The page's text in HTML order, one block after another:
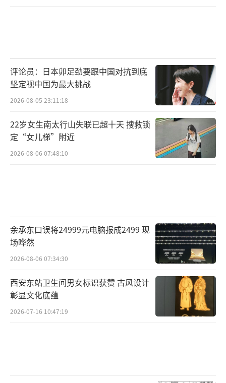
评论员：日本卯足劲要跟中国对抗到底
坚定视中国为最大挑战
2026-08-05 23:11:18
22岁女生南太行山失联已超十天 搜救锁
定“女儿梯”附近
2026-08-06 07:48:10
余承东口误将24999元电脑报成2499 现
场哗然
2026-08-06 07:34:30
西安东站卫生间男女标识获赞 古风设计
彰显文化底蕴
2026-07-16 10:47:19